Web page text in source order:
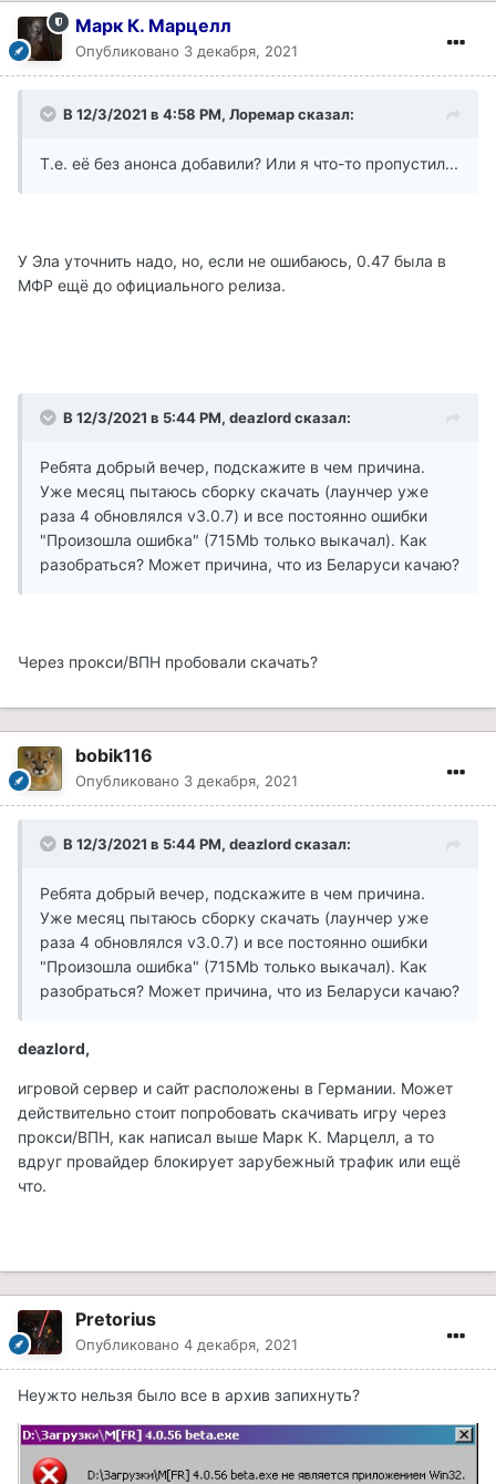
Марк К. Марцелл
Опубликовано 3 декабря, 2021
В 12/3/2021 в 4:58 PM, Лоремар сказал:
Т.е. её без анонса добавили? Или я что-то пропустил...
У Эла уточнить надо, но, если не ошибаюсь, 0.47 была в
МФР ещё до официального релиза.
В 12/3/2021 в 5:44 PM, deazlord сказал:
Ребята добрый вечер, подскажите в чем причина.
Уже месяц пытаюсь сборку скачать (лаунчер уже
раза 4 обновлялся v3.0.7) и все постоянно ошибки
"Произошла ошибка" (715Mb только выкачал). Как
разобраться? Может причина, что из Беларуси качаю?
Через прокси/ВПН пробовали скачать?
bobik116
Опубликовано 3 декабря, 2021
В 12/3/2021 в 5:44 PM, deazlord сказал:
Ребята добрый вечер, подскажите в чем причина.
Уже месяц пытаюсь сборку скачать (лаунчер уже
раза 4 обновлялся v3.0.7) и все постоянно ошибки
"Произошла ошибка" (715Mb только выкачал). Как
разобраться? Может причина, что из Беларуси качаю?
deazlord,
игровой сервер и сайт расположены в Германии. Может
действительно стоит попробовать скачивать игру через
прокси/ВПН, как написал выше Марк К. Марцелл, а то
вдруг провайдер блокирует зарубежный трафик или ещё
что.
Pretorius
Опубликовано 4 декабря, 2021
Неужто нельзя было все в архив запихнуть?